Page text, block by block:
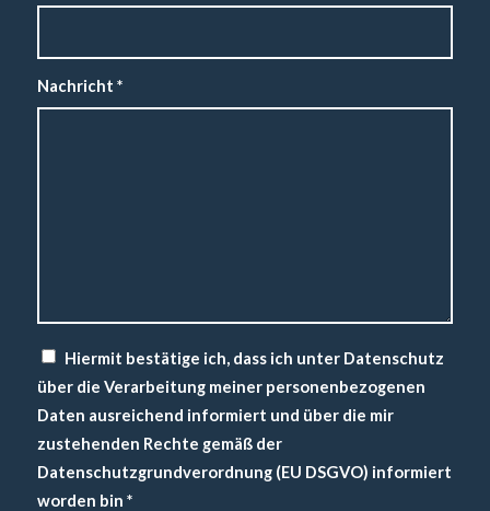
Nachricht *
Hiermit bestätige ich, dass ich unter Datenschutz
über die Verarbeitung meiner personenbezogenen
Daten ausreichend informiert und über die mir
zustehenden Rechte gemäß der
Datenschutzgrundverordnung (EU DSGVO) informiert
worden bin *